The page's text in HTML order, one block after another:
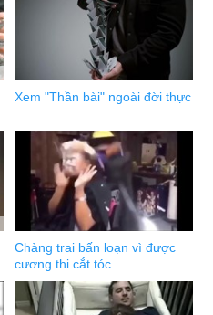
Xem "Thần bài" ngoài đời thực
Chàng trai bấn loạn vì được
cương thi cắt tóc